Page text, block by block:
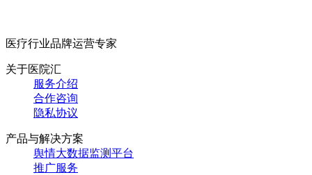
医疗行业品牌运营专家
关于医院汇
服务介绍
合作咨询
隐私协议
产品与解决方案
舆情大数据监测平台
推广服务